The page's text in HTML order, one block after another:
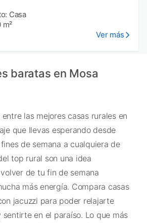
Casa
m²
Ver más
baratas en Mosa
las mejores casas rurales en
que llevas esperando desde
de semana a cualquiera de
top rural son una idea
de tu fin de semana
más energía. Compara casas
jacuzzi para poder relajarte
en el paraíso. Lo que más